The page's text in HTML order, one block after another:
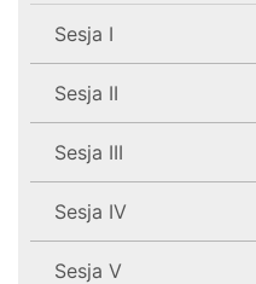
Sesja I
Sesja II
Sesja III
Sesja IV
Sesja V